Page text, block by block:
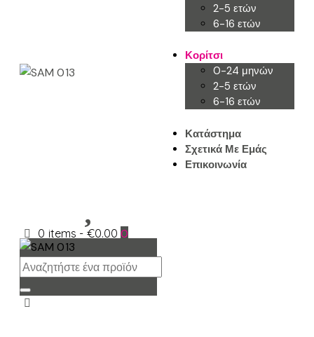
2-5 ετών
6-16 ετών
Κορίτσι
0-24 μηνών
2-5 ετών
6-16 ετών
Κατάστημα
Σχετικά Με Εμάς
Επικοινωνία
0 items - €0.00 0